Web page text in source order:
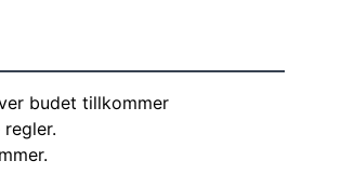
budet tillkommer